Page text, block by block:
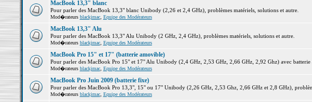
MacBook 13,3" blanc
Pour parler des MacBook 13,3" blanc Unibody (2,26 et 2,4 GHz), problèmes matériels, solutions et autre.
Mod�rateurs blackjmac, Equipe des Modérateurs
MacBook 13,3" Alu
Pour parler des MacBook 13,3" Alu Unibody (2 GHz, 2,4 GHz), problèmes matériels, solutions et autre.
Mod�rateurs blackjmac, Equipe des Modérateurs
MacBook Pro 15" et 17" (batterie amovible)
Pour parler des MacBook Pro 15" et 17" Alu Unibody (2,4 GHz, 2,53 GHz, 2,66 GHz, 2,92 Ghz) avec batterie
Mod�rateurs blackjmac, Equipe des Modérateurs
MacBook Pro Juin 2009 (batterie fixe)
Pour parler des MacBook Pro 13,3", 15" ou 17" Unibody (2,26 GHz, 2,53 Ghz, 2,66 GHz et 2,8 GHz),
Mod�rateurs blackjmac, Equipe des Modérateurs